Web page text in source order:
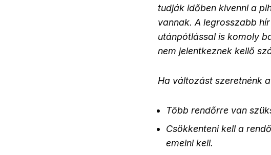
tudják időben kivenni a
vannak. A legrosszabb
utánpótlással is komoly
nem jelentkeznek kellő
Ha változást szeretnénk
Több rendőrre van
Csökkenteni kell a
emelni kell.